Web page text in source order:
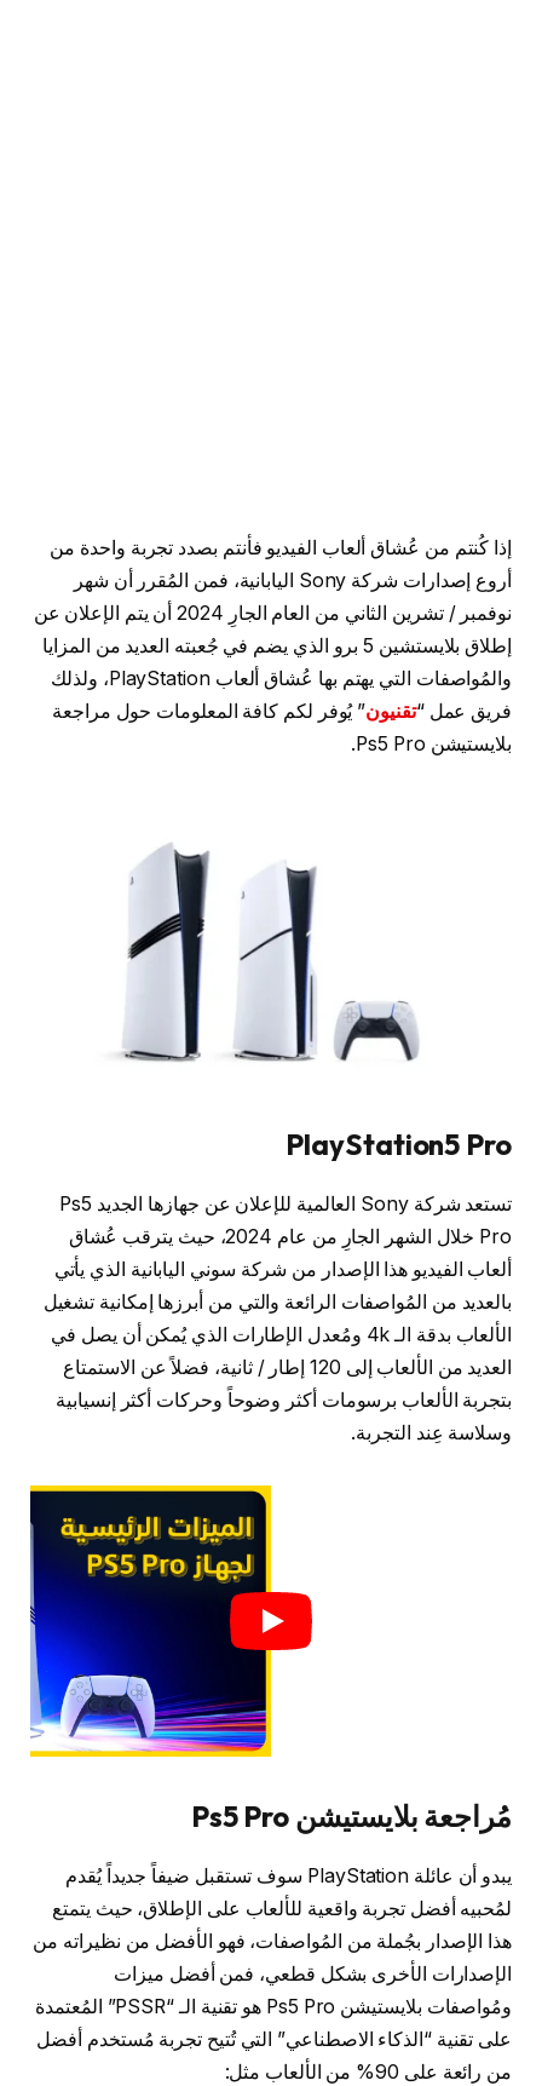
إذا كُنتم من عُشاق ألعاب الفيديو فأنتم بصدد تجربة واحدة من
أروع إصدارات شركة Sony اليابانية، فمن المُقرر أن شهر
نوفمبر / تشرين الثاني من العام الجارِ 2024 أن يتم الإعلان عن
إطلاق بلايستشين 5 برو الذي يضم في جُعبته العديد من المزايا
والمُواصفات التي يهتم بها عُشاق ألعاب PlayStation، ولذلك
فريق عمل “تقنيون” يُوفر لكم كافة المعلومات حول مراجعة
بلايستيشن Ps5 Pro.
PlayStation5 Pro
تستعد شركة Sony العالمية للإعلان عن جهازها الجديد Ps5
Pro خلال الشهر الجارِ من عام 2024، حيث يترقب عُشاق
ألعاب الفيديو هذا الإصدار من شركة سوني اليابانية الذي يأتي
بالعديد من المُواصفات الرائعة والتي من أبرزها إمكانية تشغيل
الألعاب بدقة الـ 4k ومُعدل الإطارات الذي يُمكن أن يصل في
العديد من الألعاب إلى 120 إطار / ثانية، فضلاً عن الاستمتاع
بتجربة الألعاب برسومات أكثر وضوحاً وحركات أكثر إنسيابية
وسلاسة عِند التجربة.
مُراجعة بلايستيشن Ps5 Pro
يبدو أن عائلة PlayStation سوف تستقبل ضيفاً جديداً يُقدم
لمُحبيه أفضل تجربة واقعية للألعاب على الإطلاق، حيث يتمتع
هذا الإصدار بجُملة من المُواصفات، فهو الأفضل من نظيراته من
الإصدارات الأخرى بشكل قطعي، فمن أفضل ميزات
ومُواصفات بلايستيشن Ps5 Pro هو تقنية الـ “PSSR” المُعتمدة
على تقنية “الذكاء الاصطناعي” التي تُتيح تجربة مُستخدم أفضل
من رائعة على 90% من الألعاب مثل: